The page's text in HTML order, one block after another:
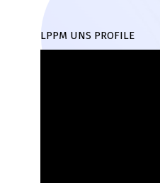
LPPM UNS PROFILE